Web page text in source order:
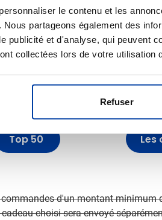
le contenu et les
partageons également des
publicité et d'analyse, qui peuvent
collectées lors de votre utilisation
Refuser
l'inspiration pour
Top 50 Les
d'un montant minimum
choisi sera envoyé